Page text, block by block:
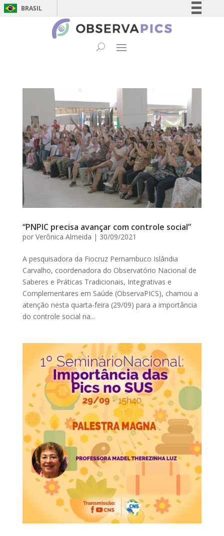
BRASIL
Simplifique!
“PNPIC precisa avançar com controle social”
por Verônica Almeida | 30/09/2021
A pesquisadora da Fiocruz Pernambuco Islândia
Carvalho, coordenadora do Observatório Nacional de
Saberes e Práticas Tradicionais, Integrativas e
Complementares em Saúde (ObservaPICS), chamou a
atenção nesta quarta-feira (29/09) para a importância
do controle social na...